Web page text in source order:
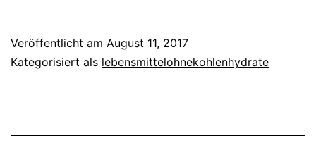
Veröffentlicht am August 11, 2017
Kategorisiert als lebensmittelohnekohlenhydrate